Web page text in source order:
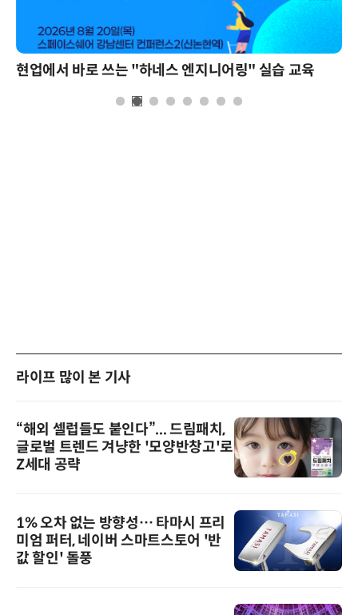
현업에서 바로 쓰는 "하네스 엔지니어링" 실습 교육
라이프 많이 본 기사
“해외 셀럽들도 붙인다”... 드림패치,
글로벌 트렌드 겨냥한 '모양반창고'로
Z세대 공략
1% 오차 없는 방향성… 타마시 프리
미엄 퍼터, 네이버 스마트스토어 '반
값 할인' 돌풍